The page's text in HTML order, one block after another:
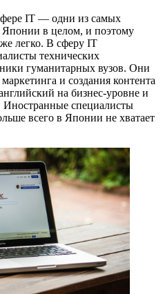
IT — одни из самых
Японии в целом, и поэтому
легко. В сферу IT
технических
гуманитарных вузов. Они
и создания контента
на бизнес-уровне и
специалисты
всего в Японии не хватает